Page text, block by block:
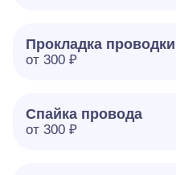
Прокладка проводки
от 300 ₽
Спайка провода
от 300 ₽